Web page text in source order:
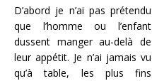
D’abord je n’ai pas prétendu
que l’homme ou l’enfant
dussent manger au-delà de
leur appétit. Je n’ai jamais vu
qu’à table, les plus fins